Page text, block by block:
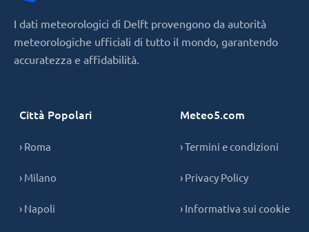
I dati meteorologici di Delft provengono da autorità
meteorologiche ufficiali di tutto il mondo, garantendo
accuratezza e affidabilità.
Città Popolari
› Roma
› Milano
› Napoli
Meteo5.com
› Termini e condizioni
› Privacy Policy
› Informativa sui cookie